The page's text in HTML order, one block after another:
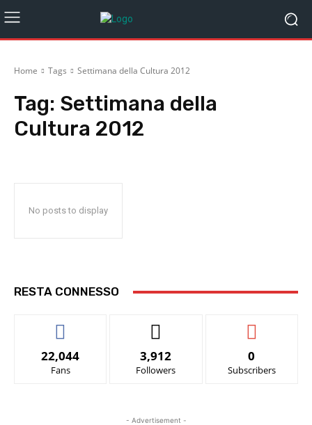
Home Tags Settimana della Cultura 2012
Tag: Settimana della
Cultura 2012
No posts to display
RESTA CONNESSO
22,044
Fans
3,912
Followers
0
Subscribers
- Advertisement -